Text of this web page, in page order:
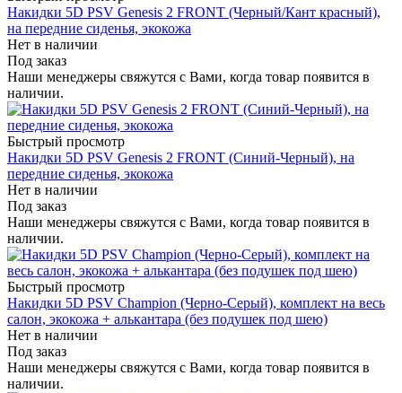
Накидки 5D PSV Genesis 2 FRONT (Черный/Кант красный),
на передние сиденья, экокожа
Нет в наличии
Под заказ
Наши менеджеры свяжутся с Вами, когда товар появится в
наличии.
Быстрый просмотр
Накидки 5D PSV Genesis 2 FRONT (Синий-Черный), на
передние сиденья, экокожа
Нет в наличии
Под заказ
Наши менеджеры свяжутся с Вами, когда товар появится в
наличии.
Быстрый просмотр
Накидки 5D PSV Champion (Черно-Серый), комплект на весь
салон, экокожа + алькантара (без подушек под шею)
Нет в наличии
Под заказ
Наши менеджеры свяжутся с Вами, когда товар появится в
наличии.